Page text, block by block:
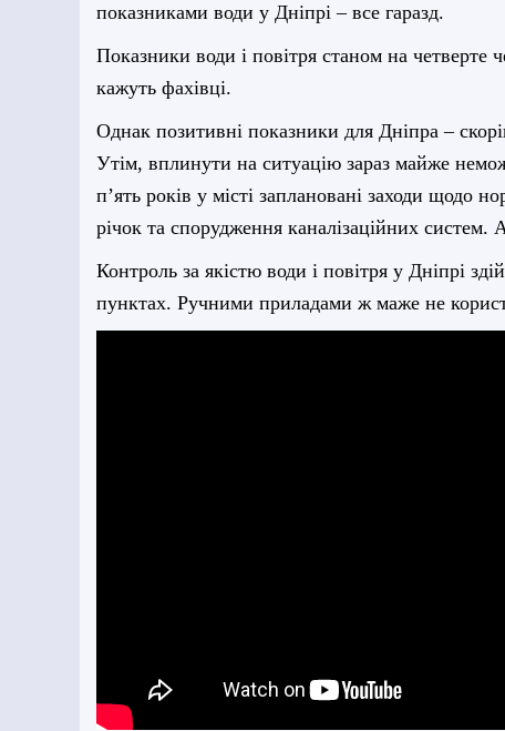
показниками води у Дніпрі – все гаразд.
Показники води і повітря станом на
кажуть фахівці.
Однак позитивні показники для Дніпра –
Утім, вплинути на ситуацію зараз майже
п’ять років у місті заплановані заходи щодо
річок та спорудження каналізаційних систем.
Контроль за якістю води і повітря у Дніпрі
пунктах. Ручними приладами ж маже не